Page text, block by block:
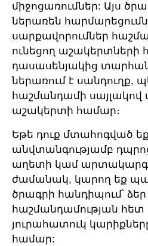
միջոցառումներ: Այս
ներառեն
սարքավորումներ
ունեցող աշակերտների
դասասենյակից
ներառում է սանդուղք,
հաշմանդամի
աշակերտի համար։
Եթե դուք մտահոգված
անվտանգությամբ
աղետի կամ արտակարգ
ժամանակ, կարող եք
ծրագրի հանդիպում՝
հաշմանդամության
յուրահատուկ
համար: